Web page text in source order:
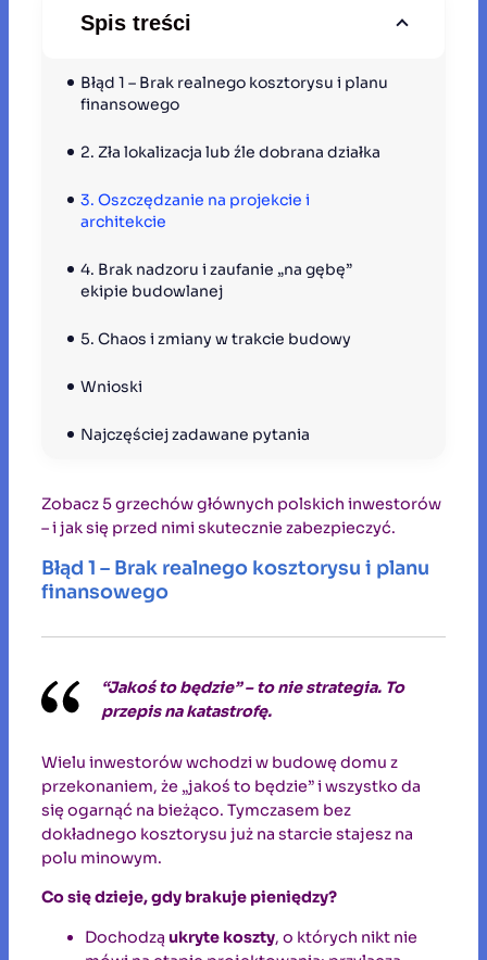
Spis treści
Błąd 1 – Brak realnego kosztorysu i planu
finansowego
2. Zła lokalizacja lub źle dobrana działka
3. Oszczędzanie na projekcie i
architekcie
4. Brak nadzoru i zaufanie „na gębę”
ekipie budowlanej
5. Chaos i zmiany w trakcie budowy
Wnioski
Najczęściej zadawane pytania
Zobacz 5 grzechów głównych polskich inwestorów
– i jak się przed nimi skutecznie zabezpieczyć.
Błąd 1 – Brak realnego kosztorysu i planu
finansowego
“Jakoś to będzie” – to nie strategia. To
przepis na katastrofę.
Wielu inwestorów wchodzi w budowę domu z
przekonaniem, że „jakoś to będzie” i wszystko da
się ogarnąć na bieżąco. Tymczasem bez
dokładnego kosztorysu już na starcie stajesz na
polu minowym.
Co się dzieje, gdy brakuje pieniędzy?
Dochodzą ukryte koszty, o których nikt nie